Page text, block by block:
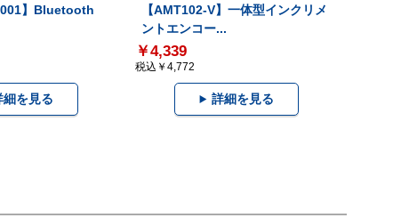
】Bluetooth
細を見る
【AMT102-V】一体型インクリメ
ントエンコー...
￥4,339
税込￥4,772
詳細を見る